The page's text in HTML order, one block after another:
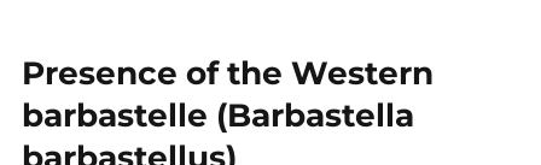
Presence of the Western
barbastelle (Barbastella
barbastellus)